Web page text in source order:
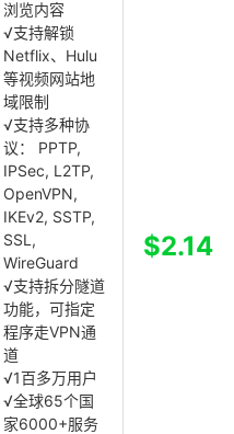
浏览内容
√支持解锁
Netflix、Hulu
等视频网站地
域限制
√支持多种协
议： PPTP,
IPSec, L2TP,
OpenVPN,
IKEv2, SSTP,
SSL,
WireGuard
√支持拆分隧道
功能，可指定
程序走VPN通
道
√1百多万用户
√全球65个国
家6000+服务
$2.14